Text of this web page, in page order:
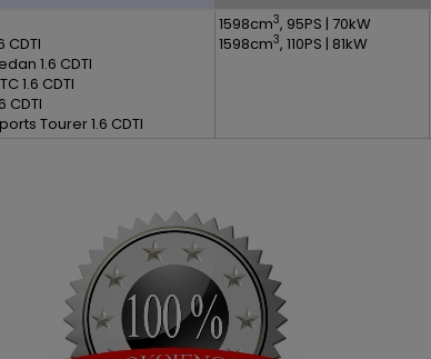
CDTI
1.6 CDTI
1.6 CDTI
CDTI
Tourer 1.6 CDTI
1598cm3, 95PS | 70kW
1598cm3, 110PS | 81kW